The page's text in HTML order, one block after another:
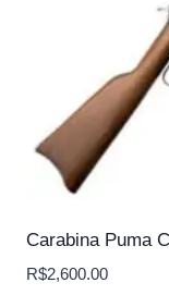
Carabina Puma
R$2,600.00